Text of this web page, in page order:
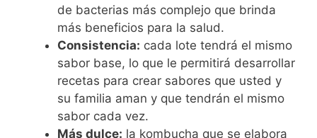
de bacterias más complejo que brinda
más beneficios para la salud.
Consistencia: cada lote tendrá el mismo
sabor base, lo que le permitirá desarrollar
recetas para crear sabores que usted y
su familia aman y que tendrán el mismo
sabor cada vez.
Más dulce: la kombucha que se elabora